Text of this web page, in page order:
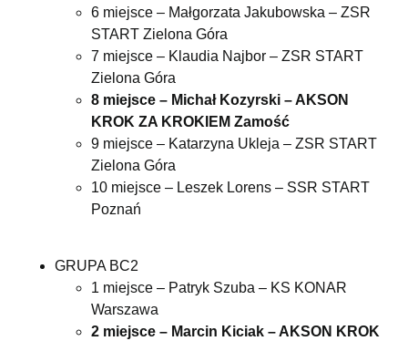
6 miejsce – Małgorzata Jakubowska – ZSR
START Zielona Góra
7 miejsce – Klaudia Najbor – ZSR START
Zielona Góra
8 miejsce – Michał Kozyrski – AKSON
KROK ZA KROKIEM Zamość
9 miejsce – Katarzyna Ukleja – ZSR START
Zielona Góra
10 miejsce – Leszek Lorens – SSR START
Poznań
GRUPA BC2
1 miejsce – Patryk Szuba – KS KONAR
Warszawa
2 miejsce – Marcin Kiciak – AKSON KROK